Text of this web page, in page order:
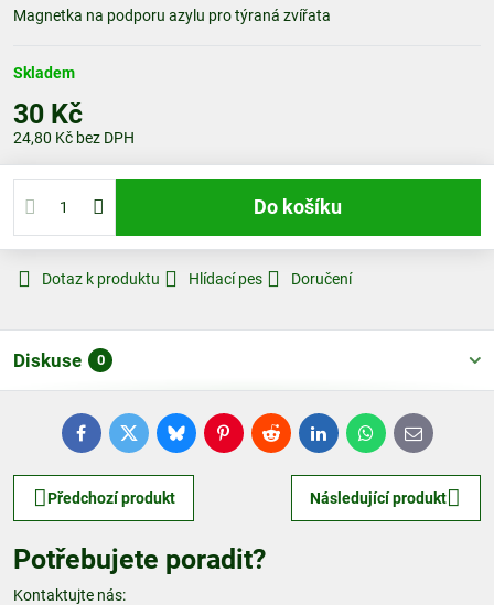
Magnetka na podporu azylu pro týraná zvířata
Skladem
30 Kč
24,80 Kč bez DPH
Do košíku
Dotaz k produktu Hlídací pes Doručení
Diskuse 0
FacebookTwitterBlueskyPinterestRedditLinkedInWhatsApp
E-
mail
Předchozí produkt Následující produkt
Potřebujete poradit?
Kontaktujte nás: